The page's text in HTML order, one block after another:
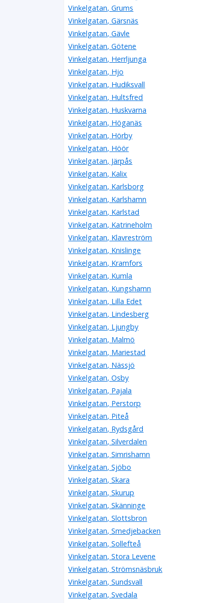
Vinkelgatan, Grums
Vinkelgatan, Gärsnäs
Vinkelgatan, Gävle
Vinkelgatan, Götene
Vinkelgatan, Herrljunga
Vinkelgatan, Hjo
Vinkelgatan, Hudiksvall
Vinkelgatan, Hultsfred
Vinkelgatan, Huskvarna
Vinkelgatan, Höganäs
Vinkelgatan, Hörby
Vinkelgatan, Höör
Vinkelgatan, Järpås
Vinkelgatan, Kalix
Vinkelgatan, Karlsborg
Vinkelgatan, Karlshamn
Vinkelgatan, Karlstad
Vinkelgatan, Katrineholm
Vinkelgatan, Klavreström
Vinkelgatan, Knislinge
Vinkelgatan, Kramfors
Vinkelgatan, Kumla
Vinkelgatan, Kungshamn
Vinkelgatan, Lilla Edet
Vinkelgatan, Lindesberg
Vinkelgatan, Ljungby
Vinkelgatan, Malmö
Vinkelgatan, Mariestad
Vinkelgatan, Nässjö
Vinkelgatan, Osby
Vinkelgatan, Pajala
Vinkelgatan, Perstorp
Vinkelgatan, Piteå
Vinkelgatan, Rydsgård
Vinkelgatan, Silverdalen
Vinkelgatan, Simrishamn
Vinkelgatan, Sjöbo
Vinkelgatan, Skara
Vinkelgatan, Skurup
Vinkelgatan, Skänninge
Vinkelgatan, Slottsbron
Vinkelgatan, Smedjebacken
Vinkelgatan, Sollefteå
Vinkelgatan, Stora Levene
Vinkelgatan, Strömsnäsbruk
Vinkelgatan, Sundsvall
Vinkelgatan, Svedala